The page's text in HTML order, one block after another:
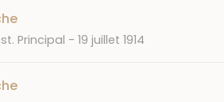
Principal DATE
19 juillet 1914